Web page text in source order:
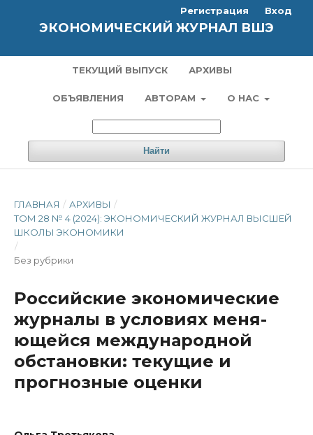
ЭКОНОМИЧЕСКИЙ ЖУРНАЛ ВШЭ
ТЕКУЩИЙ ВЫПУСК АРХИВЫ
ОБЪЯВЛЕНИЯ АВТОРАМ О НАС
Найти
Регистрация Вход
ГЛАВНАЯ / АРХИВЫ /
ТОМ 28 № 4 (2024): ЭКОНОМИЧЕСКИЙ ЖУРНАЛ ВЫСШЕЙ
ШКОЛЫ ЭКОНОМИКИ
/
Без рубрики
Российские экономические
журналы в условиях меня­
ющейся международной
обстановки: текущие и
прогнозные оценки